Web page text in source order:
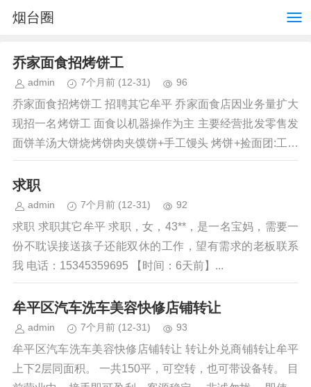
烟台圈
乔家面食招烤饼工
admin 7个月前 (12-31) 96
乔家面食招烤饼工 招聘其它牟平 乔家面食店因业务量扩大
现招一名烤饼工 面食以机器操作为主 主要经营批发零售发
面饼羊汤大饼烧烤饼肉夹馍饼+手工馒头 烤饼+捡面团:工资
12-18/时不等...
求职
admin 7个月前 (12-31) 92
求职 求职其它牟平 求职，女，43**，是一名宝妈，需要一
份不耽误接送孩子还能双休的工作，望有需求的老板联系
我 电话：15345359695 【时间：6天前】...
牟平区汽车洗车美容快修店铺转让
admin 7个月前 (12-31) 93
牟平区汽车洗车美容快修店铺转让 转让外兑商铺转让牟平
上下2层同面积。 一共150平，可空转，也可带设备转。 目